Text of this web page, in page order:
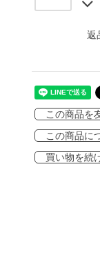
返
この商品を
この商品に
買い物を続